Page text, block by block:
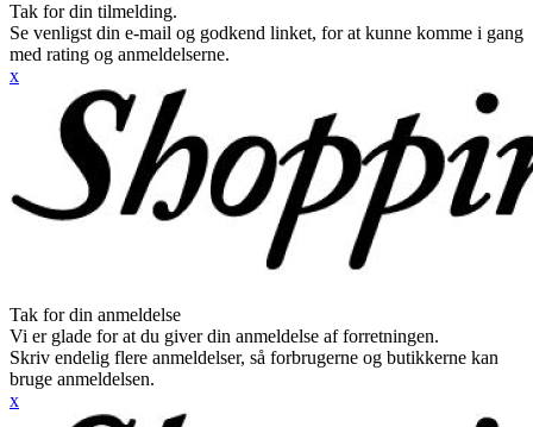
Tak for din tilmelding.
Se venligst din e-mail og godkend linket, for at kunne komme i gang
med rating og anmeldelserne.
x
Tak for din anmeldelse
Vi er glade for at du giver din anmeldelse af forretningen.
Skriv endelig flere anmeldelser, så forbrugerne og butikkerne kan
bruge anmeldelsen.
x